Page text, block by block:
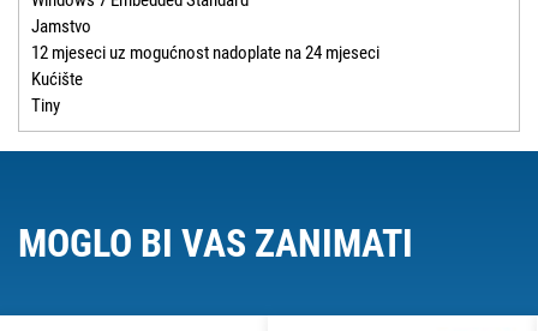
Jamstvo
12 mjeseci uz mogućnost nadoplate na 24 mjeseci
Kućište
Tiny
MOGLO BI VAS ZANIMATI